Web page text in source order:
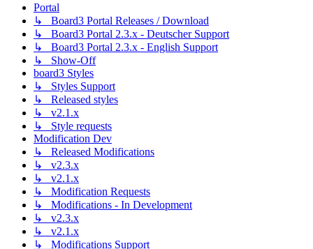
Portal
↳ Board3 Portal Releases / Download
↳ Board3 Portal 2.3.x - Deutscher Support
↳ Board3 Portal 2.3.x - English Support
↳ Show-Off
board3 Styles
↳ Styles Support
↳ Released styles
↳ v2.1.x
↳ Style requests
Modification Dev
↳ Released Modifications
↳ v2.3.x
↳ v2.1.x
↳ Modification Requests
↳ Modifications - In Development
↳ v2.3.x
↳ v2.1.x
↳ Modifications Support